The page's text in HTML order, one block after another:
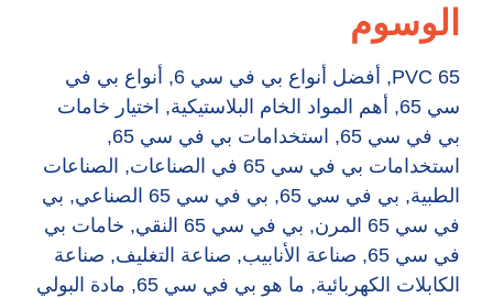
الوسوم
PVC 65
, أفضل أنواع بي في سي 6 , أنواع بي في
سي 65
, أهم المواد الخام البلاستيكية, اختيار خامات
بي في سي 65
, استخدامات بي في سي 65
,
استخدامات بي في سي 65 في الصناعات
, الصناعات
الطبية, بي في سي 65 , بي في سي 65 الصناعي , بي
في سي 65 المرن
, بي في سي 65 النقي , خامات بي
في سي 65
, صناعة الأنابيب, صناعة التغليف, صناعة
الكابلات الكهربائية, ما هو بي في سي 65 , مادة البولي